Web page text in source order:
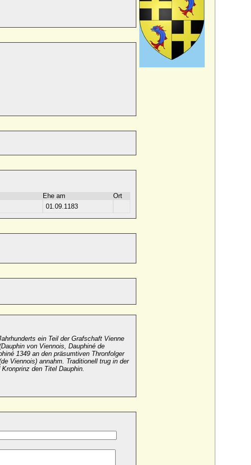
Ehe am
Ort
01.09.1183
ein Teil der Grafschaft Vienne
von Viennois, Dauphiné de
1349 an den präsumtiven Thronfolger
Viennois) annahm. Traditionell trug in der
den Titel Dauphin.